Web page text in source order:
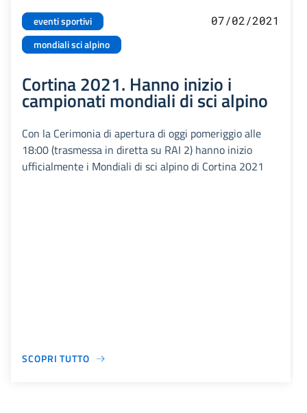
eventi sportivi
mondiali sci alpino
07/02/2021
Cortina 2021. Hanno inizio i
campionati mondiali di sci alpino
Con la Cerimonia di apertura di oggi pomeriggio alle
18:00 (trasmessa in diretta su RAI 2) hanno inizio
ufficialmente i Mondiali di sci alpino di Cortina 2021
SCOPRI TUTTO